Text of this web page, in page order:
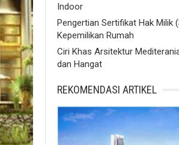
Indoor
Pengertian Sertifikat Hak Milik
Kepemilikan Rumah
Ciri Khas Arsitektur
dan Hangat
REKOMENDASI ARTIKEL